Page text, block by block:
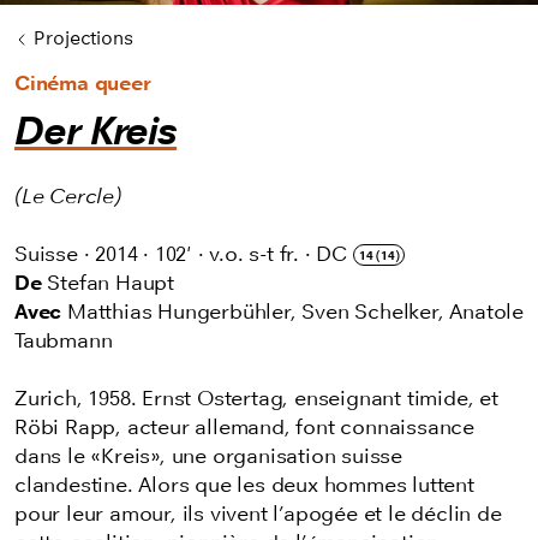
Projections
Cinéma queer
Der Kreis
(Le Cercle)
Suisse·2014· 102' ·v.o. s-t fr. · DC 14 (14)
DeStefan Haupt
Avec Matthias Hungerbühler, Sven Schelker, Anatole
Taubmann
Zurich, 1958. Ernst Ostertag, enseignant timide, et
Röbi Rapp, acteur allemand, font connaissance
dans le «Kreis», une organisation suisse
clandestine. Alors que les deux hommes luttent
pour leur amour, ils vivent l’apogée et le déclin de